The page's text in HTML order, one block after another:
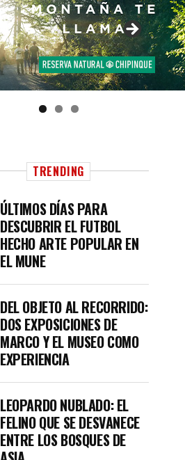
TRENDING
ÚLTIMOS DÍAS PARA
DESCUBRIR EL FUTBOL
HECHO ARTE POPULAR EN
EL MUNE
DEL OBJETO AL RECORRIDO:
DOS EXPOSICIONES DE
MARCO Y EL MUSEO COMO
EXPERIENCIA
LEOPARDO NUBLADO: EL
FELINO QUE SE DESVANECE
ENTRE LOS BOSQUES DE